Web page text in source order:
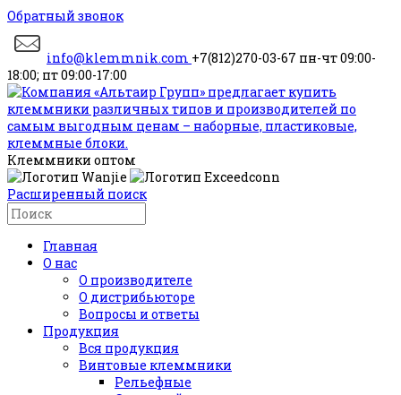
Обратный звонок
info@klemmnik.com +7(812)270-03-67 пн-чт 09:00-
18:00; пт 09:00-17:00
Клеммники оптом
Расширенный поиск
Главная
О нас
О производителе
О дистрибьюторе
Вопросы и ответы
Продукция
Вся продукция
Винтовые клеммники
Рельефные